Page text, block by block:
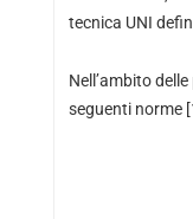
tecnica UNI
Nell’ambito
seguenti norme